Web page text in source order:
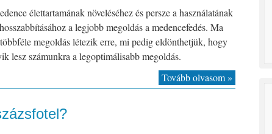
élettartamának növeléséhez és persze a használatának
a legjobb megoldás a medencefedés. Ma
megoldás létezik erre, mi pedig eldönthetjük, hogy
lesz számunkra a legoptimálisabb megoldás.
Tovább olvasom »